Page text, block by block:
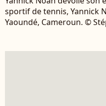
sportif de tennis, Yannick
Yaoundé, Cameroun. ©